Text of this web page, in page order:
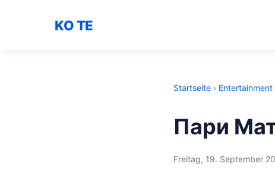
KO TE
Startseite › Entertainment
Пари
Freitag, 19. September